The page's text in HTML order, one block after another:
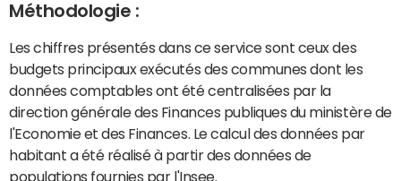
Méthodologie :
Les chiffres présentés dans ce service sont ceux des
budgets principaux exécutés des communes dont les
données comptables ont été centralisées par la
direction générale des Finances publiques du ministère de
l'Economie et des Finances. Le calcul des données par
habitant a été réalisé à partir des données de
populations fournies par l'Insee.